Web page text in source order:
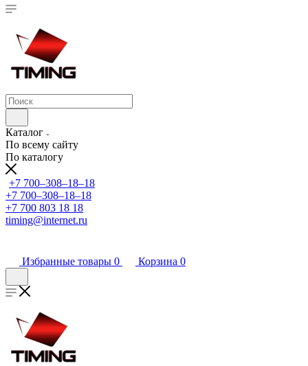
Каталог
По всему сайту
По каталогу
+7 700‒308‒18‒18
+7 700‒308‒18‒18
+7 700 803 18 18
timing@internet.ru
Избранные товары 0 Корзина 0